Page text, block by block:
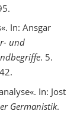
In: Ansgar
und
. 5.
In: Jost
Germanistik.